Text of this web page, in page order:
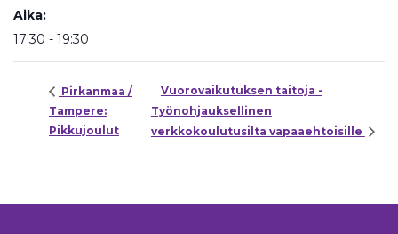
Aika:
17:30 - 19:30
Pirkanmaa /
Tampere:
Pikkujoulut
Vuorovaikutuksen taitoja -
Työnohjauksellinen
verkkokoulutusilta vapaaehtoisille